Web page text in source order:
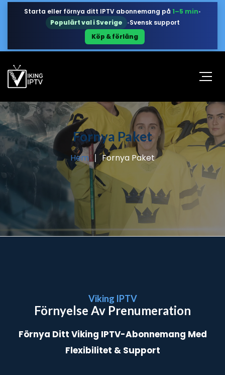
Starta eller förnya ditt IPTV abonnemang på 1–5 min•
Populärt val i Sverige
•Svensk support
Köp & förläng
Fornya Paket
Hem Fornya Paket
Viking IPTV
Förnyelse Av Prenumeration
Förnya Ditt Viking IPTV-Abonnemang Med
Flexibilitet & Support